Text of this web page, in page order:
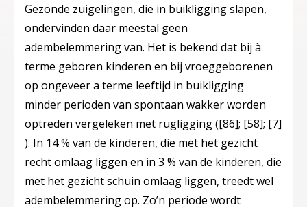
Gezonde zuigelingen, die in buikligging slapen,
ondervinden daar meestal geen
adembelemmering van. Het is bekend dat bij à
terme geboren kinderen en bij vroeggeborenen
op ongeveer a terme leeftijd in buikligging
minder perioden van spontaan wakker worden
optreden vergeleken met rugligging ([86]; [58]; [7]
). In 14 % van de kinderen, die met het gezicht
recht omlaag liggen en in 3 % van de kinderen, die
met het gezicht schuin omlaag liggen, treedt wel
adembelemmering op. Zo’n periode wordt